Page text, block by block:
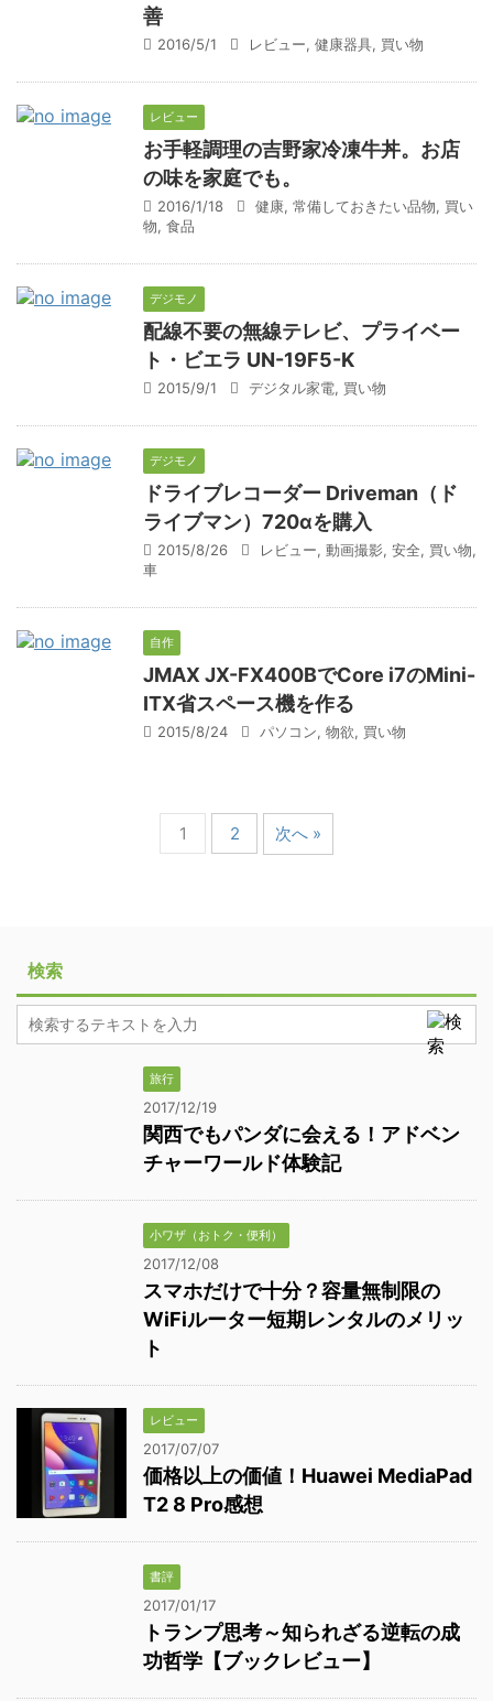
善
2016/5/1 レビュー, 健康器具, 買い物
レビュー
お手軽調理の吉野家冷凍牛丼。お店
の味を家庭でも。
2016/1/18 健康, 常備しておきたい品物, 買い
物, 食品
デジモノ
配線不要の無線テレビ、プライベー
ト・ビエラ UN-19F5-K
2015/9/1 デジタル家電, 買い物
デジモノ
ドライブレコーダー Driveman（ド
ライブマン）720αを購入
2015/8/26 レビュー, 動画撮影, 安全, 買い物,
車
自作
JMAX JX-FX400BでCore i7のMini-
ITX省スペース機を作る
2015/8/24 パソコン, 物欲, 買い物
1 2 次へ »
検索
旅行
2017/12/19
関西でもパンダに会える！アドベン
チャーワールド体験記
小ワザ（おトク・便利）
2017/12/08
スマホだけで十分？容量無制限の
WiFiルーター短期レンタルのメリッ
ト
レビュー
2017/07/07
価格以上の価値！Huawei MediaPad
T2 8 Pro感想
書評
2017/01/17
トランプ思考～知られざる逆転の成
功哲学【ブックレビュー】